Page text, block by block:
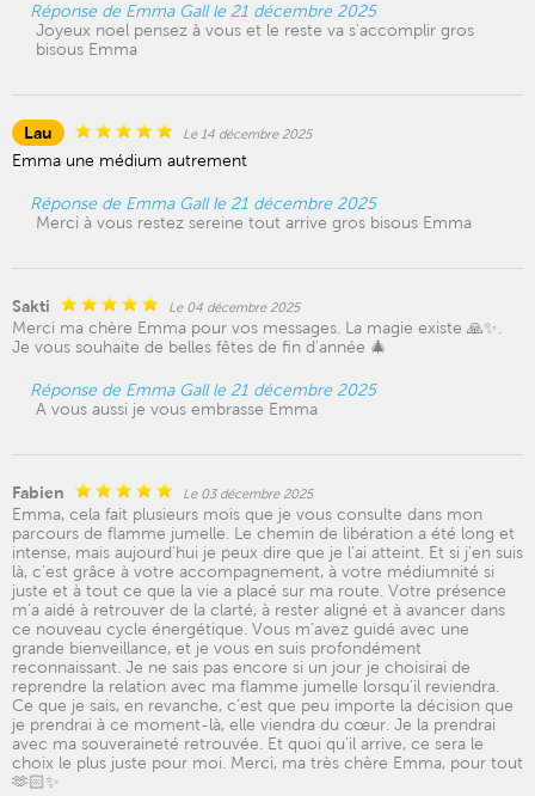
Réponse de Emma Gall le 21 décembre 2025
Joyeux noel pensez à vous et le reste va s'accomplir gros
bisous Emma
Lau Le 14 décembre 2025
Emma une médium autrement
Réponse de Emma Gall le 21 décembre 2025
Merci à vous restez sereine tout arrive gros bisous Emma
Sakti Le 04 décembre 2025
Merci ma chère Emma pour vos messages. La magie existe 🙏✨.
Je vous souhaite de belles fêtes de fin d'année 🎄
Réponse de Emma Gall le 21 décembre 2025
A vous aussi je vous embrasse Emma
Fabien Le 03 décembre 2025
Emma, cela fait plusieurs mois que je vous consulte dans mon
parcours de flamme jumelle. Le chemin de libération a été long et
intense, mais aujourd’hui je peux dire que je l’ai atteint. Et si j’en suis
là, c’est grâce à votre accompagnement, à votre médiumnité si
juste et à tout ce que la vie a placé sur ma route. Votre présence
m’a aidé à retrouver de la clarté, à rester aligné et à avancer dans
ce nouveau cycle énergétique. Vous m’avez guidé avec une
grande bienveillance, et je vous en suis profondément
reconnaissant. Je ne sais pas encore si un jour je choisirai de
reprendre la relation avec ma flamme jumelle lorsqu’il reviendra.
Ce que je sais, en revanche, c’est que peu importe la décision que
je prendrai à ce moment-là, elle viendra du cœur. Je la prendrai
avec ma souveraineté retrouvée. Et quoi qu’il arrive, ce sera le
choix le plus juste pour moi. Merci, ma très chère Emma, pour tout
🫶🏻✨